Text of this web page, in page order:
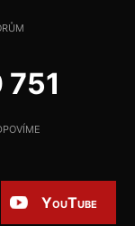
YouTube